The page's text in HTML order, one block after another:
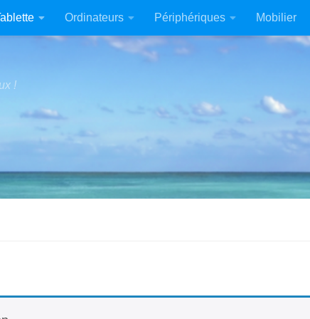
Ordinateurs Périphériques Mobilier
!